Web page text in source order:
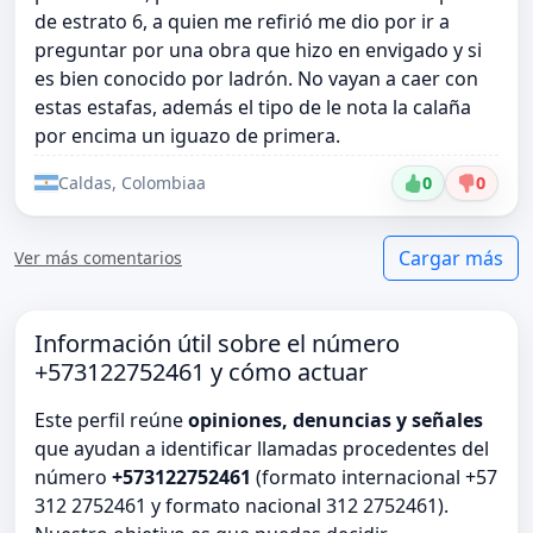
de estrato 6, a quien me refirió me dio por ir a
preguntar por una obra que hizo en envigado y si
es bien conocido por ladrón. No vayan a caer con
estas estafas, además el tipo de le nota la calaña
por encima un iguazo de primera.
Caldas, Colombiaa 0 0
Ver más comentarios Cargar más
Información útil sobre el número
+573122752461 y cómo actuar
Este perfil reúneopiniones, denuncias y señales
que ayudan a identificar llamadas procedentes del
número +573122752461 (formato internacional +57
312 2752461 y formato nacional 312 2752461).